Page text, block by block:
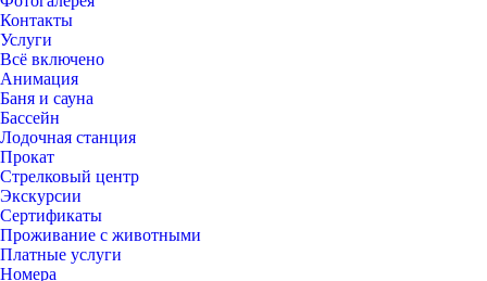
Контакты
Услуги
Всё включено
Анимация
Баня и сауна
Бассейн
Лодочная станция
Прокат
Стрелковый центр
Экскурсии
Сертификаты
Проживание с животными
Платные услуги
Номера